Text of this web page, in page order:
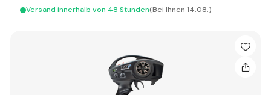
Versand innerhalb von 48 Stunden(Bei Ihnen 14.08.)